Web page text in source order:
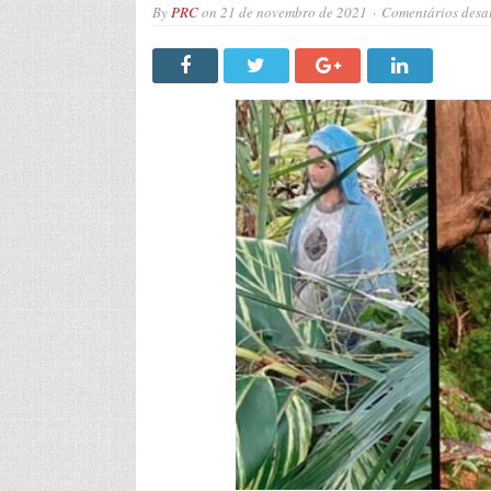
ByPRCon 21 de novembro de 2021 Comentários